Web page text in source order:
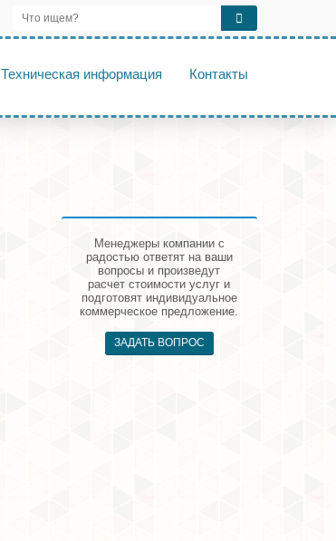
Техническая информация Контакты
Менеджеры компании с
радостью ответят на ваши
вопросы и произведут
расчет стоимости услуг и
подготовят индивидуальное
коммерческое предложение.
ЗАДАТЬ ВОПРОС